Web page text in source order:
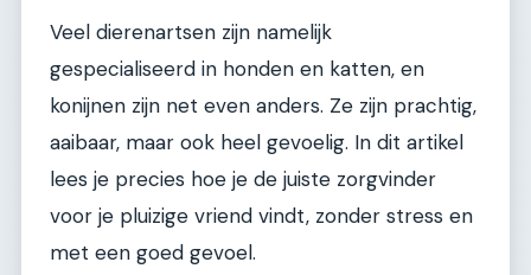
Veel dierenartsen zijn namelijk
gespecialiseerd in honden en katten, en
konijnen zijn net even anders. Ze zijn prachtig,
aaibaar, maar ook heel gevoelig. In dit artikel
lees je precies hoe je de juiste zorgvinder
voor je pluizige vriend vindt, zonder stress en
met een goed gevoel.